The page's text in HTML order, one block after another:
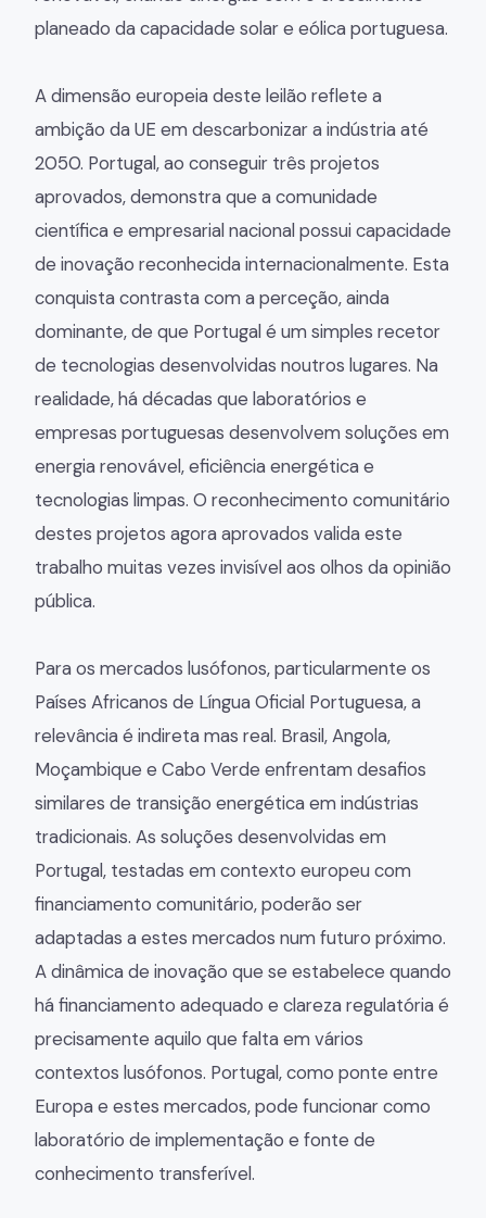
planeado da capacidade solar e eólica portuguesa.
A dimensão europeia deste leilão reflete a
ambição da UE em descarbonizar a indústria até
2050. Portugal, ao conseguir três projetos
aprovados, demonstra que a comunidade
científica e empresarial nacional possui capacidade
de inovação reconhecida internacionalmente. Esta
conquista contrasta com a perceção, ainda
dominante, de que Portugal é um simples recetor
de tecnologias desenvolvidas noutros lugares. Na
realidade, há décadas que laboratórios e
empresas portuguesas desenvolvem soluções em
energia renovável, eficiência energética e
tecnologias limpas. O reconhecimento comunitário
destes projetos agora aprovados valida este
trabalho muitas vezes invisível aos olhos da opinião
pública.
Para os mercados lusófonos, particularmente os
Países Africanos de Língua Oficial Portuguesa, a
relevância é indireta mas real. Brasil, Angola,
Moçambique e Cabo Verde enfrentam desafios
similares de transição energética em indústrias
tradicionais. As soluções desenvolvidas em
Portugal, testadas em contexto europeu com
financiamento comunitário, poderão ser
adaptadas a estes mercados num futuro próximo.
A dinâmica de inovação que se estabelece quando
há financiamento adequado e clareza regulatória é
precisamente aquilo que falta em vários
contextos lusófonos. Portugal, como ponte entre
Europa e estes mercados, pode funcionar como
laboratório de implementação e fonte de
conhecimento transferível.